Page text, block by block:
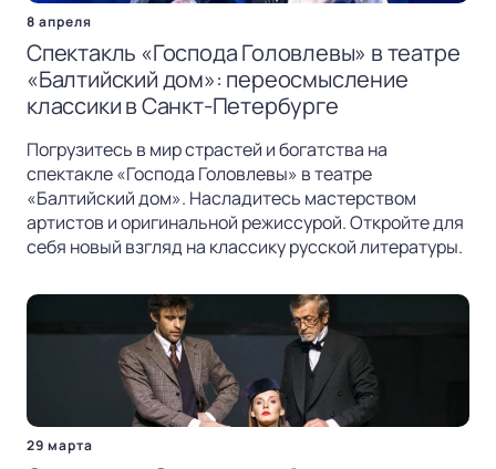
8 апреля
Спектакль «Господа Головлевы» в театре
«Балтийский дом»: переосмысление
классики в Санкт-Петербурге
Погрузитесь в мир страстей и богатства на
спектакле «Господа Головлевы» в театре
«Балтийский дом». Насладитесь мастерством
артистов и оригинальной режиссурой. Откройте для
себя новый взгляд на классику русской литературы.
29 марта